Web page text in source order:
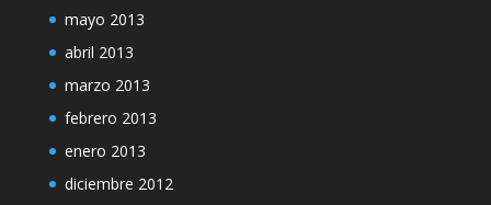
mayo 2013
abril 2013
marzo 2013
febrero 2013
enero 2013
diciembre 2012